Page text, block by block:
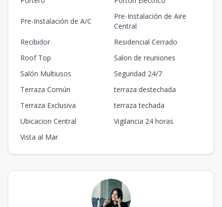
Pre-Instalación de A/C
Pre-Instalación de Aire
Central
Recibidor
Residencial Cerrado
Roof Top
Salon de reuniones
Salón Multiusos
Seguridad 24/7
Terraza Común
terraza destechada
Terraza Exclusiva
terraza techada
Ubicacion Central
Vigilancia 24 horas
Vista al Mar